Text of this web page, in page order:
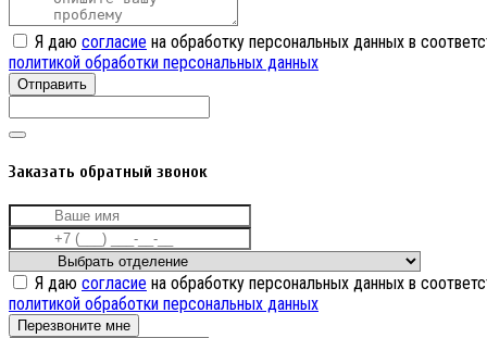
Я даю согласие на обработку персональных данных в
политикой обработки персональных данных
Отправить
Заказать обратный звонок
Я даю согласие на обработку персональных данных в
политикой обработки персональных данных
Перезвоните мне